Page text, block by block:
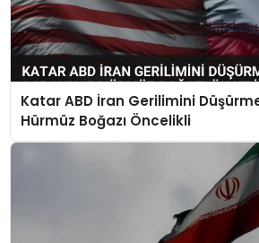
Katar ABD İran Gerilimini
Hürmüz Boğazı Öncelikli